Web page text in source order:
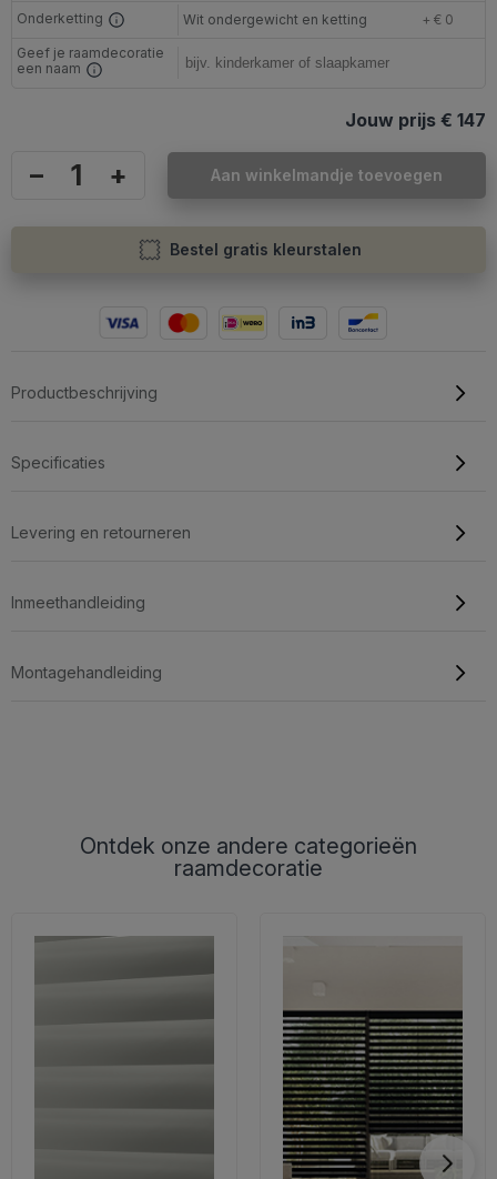
Onderketting Wit ondergewicht en ketting
+ € 0
Geef je raamdecoratie
een naam
Jouw prijs € 147
– + Aan winkelmandje toevoegen
Bestel gratis kleurstalen
Productbeschrijving
Specificaties
Levering en retourneren
Inmeethandleiding
Montagehandleiding
Ontdek onze andere categorieën
raamdecoratie